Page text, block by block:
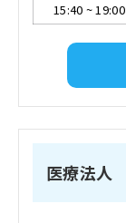
15:40 ~19:00
医療法人